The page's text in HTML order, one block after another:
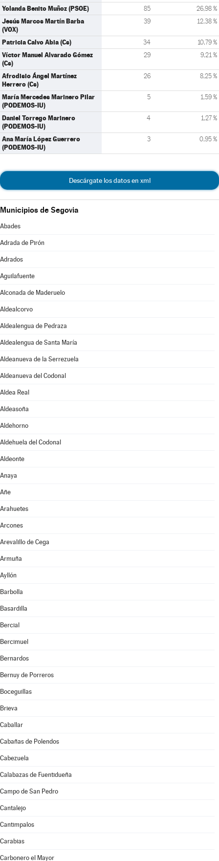
Yolanda Benito Muñoz (PSOE) 85 26,98 %
Jesús Marcos Martín Barba
(VOX)
39 12,38 %
Patricia Calvo Abia (Cs) 34 10,79 %
Víctor Manuel Alvarado Gómez
(Cs)
29 9,21 %
Afrodisio Ángel Martínez
Herrero (Cs)
26 8,25 %
María Mercedes Marinero Pilar
(PODEMOS-IU)
5 1,59 %
Daniel Torrego Marinero
(PODEMOS-IU)
4 1,27 %
Ana María López Guerrero
(PODEMOS-IU)
3 0,95 %
Descárgate los datos en xml
Municipios de Segovia
Abades
Adrada de Pirón
Adrados
Aguilafuente
Alconada de Maderuelo
Aldealcorvo
Aldealengua de Pedraza
Aldealengua de Santa María
Aldeanueva de la Serrezuela
Aldeanueva del Codonal
Aldea Real
Aldeasoña
Aldehorno
Aldehuela del Codonal
Aldeonte
Anaya
Añe
Arahuetes
Arcones
Arevalillo de Cega
Armuña
Ayllón
Barbolla
Basardilla
Bercial
Bercimuel
Bernardos
Bernuy de Porreros
Boceguillas
Brieva
Caballar
Cabañas de Polendos
Cabezuela
Calabazas de Fuentidueña
Campo de San Pedro
Cantalejo
Cantimpalos
Carabias
Carbonero el Mayor